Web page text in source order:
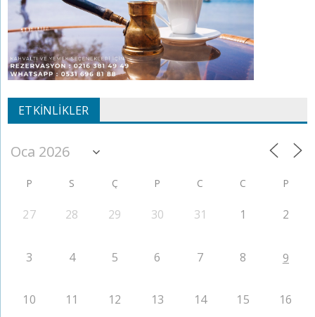
ETKINLIKLER
P S Ç P C C P
27 28 29 30 31 1 2
3 4 5 6 7 8 9
10 11 12 13 14 15 16